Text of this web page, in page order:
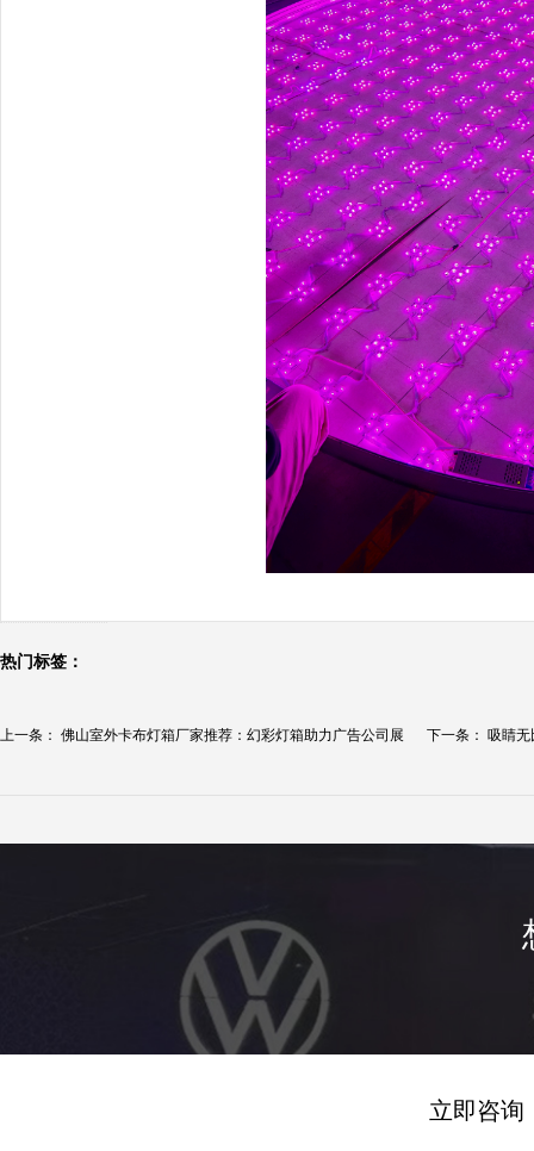
热门标签：
上一条： 佛山室外卡布灯箱厂家推荐：幻彩灯箱助力广告公司展
下一条： 吸睛无
立即咨询